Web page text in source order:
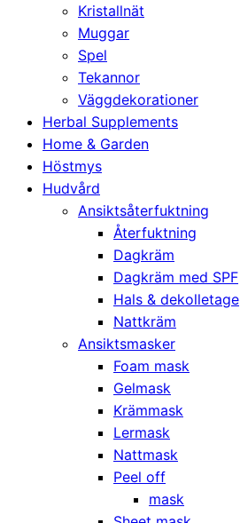
Kristallnät
Muggar
Spel
Tekannor
Väggdekorationer
Herbal Supplements
Home & Garden
Höstmys
Hudvård
Ansiktsåterfuktning
Återfuktning
Dagkräm
Dagkräm med SPF
Hals & dekolletage
Nattkräm
Ansiktsmasker
Foam mask
Gelmask
Krämmask
Lermask
Nattmask
Peel off
mask